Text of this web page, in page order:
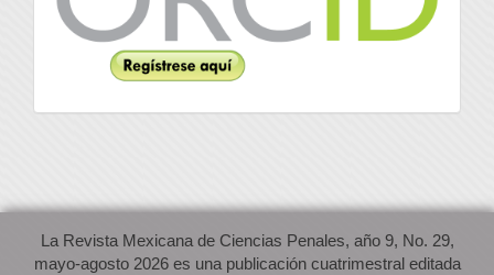
La Revista Mexicana de Ciencias Penales, año 9, No. 29,
mayo-agosto 2026 es una publicación cuatrimestral editada